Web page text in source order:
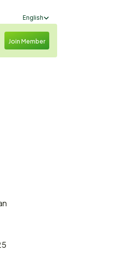
Select Language
English
Join Member